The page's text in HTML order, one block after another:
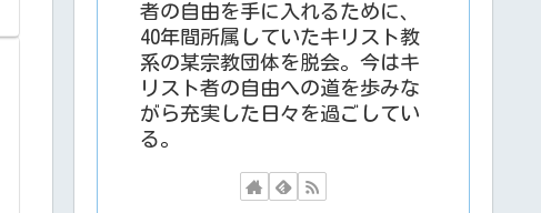
者の自由を手に入れるために、
40年間所属していたキリスト教
系の某宗教団体を脱会。今はキ
リスト者の自由への道を歩みな
がら充実した日々を過ごしてい
る。